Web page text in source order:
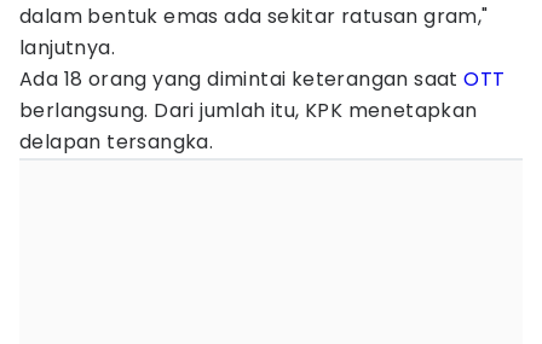
dalam bentuk emas ada sekitar ratusan gram,"
lanjutnya.
Ada 18 orang yang dimintai keterangan saatOTT
berlangsung. Dari jumlah itu, KPK menetapkan
delapan tersangka.